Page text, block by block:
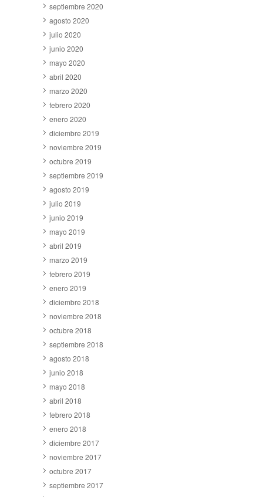
septiembre 2020
agosto 2020
julio 2020
junio 2020
mayo 2020
abril 2020
marzo 2020
febrero 2020
enero 2020
diciembre 2019
noviembre 2019
octubre 2019
septiembre 2019
agosto 2019
julio 2019
junio 2019
mayo 2019
abril 2019
marzo 2019
febrero 2019
enero 2019
diciembre 2018
noviembre 2018
octubre 2018
septiembre 2018
agosto 2018
junio 2018
mayo 2018
abril 2018
febrero 2018
enero 2018
diciembre 2017
noviembre 2017
octubre 2017
septiembre 2017